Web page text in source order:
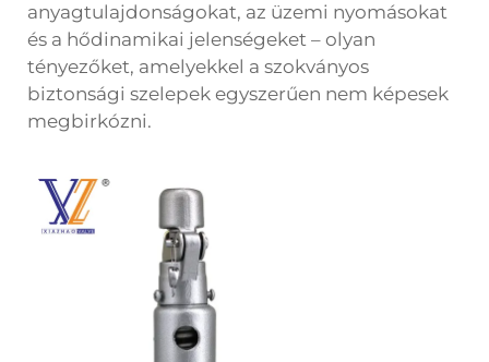
anyagtulajdonságokat, az üzemi nyomásokat
és a hődinamikai jelenségeket – olyan
tényezőket, amelyekkel a szokványos
biztonsági szelepek egyszerűen nem képesek
megbirkózni.